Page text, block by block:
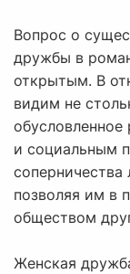
Вопрос о
дружбы в
открытым. В
видим не
и социальным
соперничества
позволяя им в
обществом
Женская